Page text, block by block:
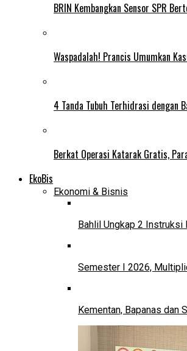
BRIN Kembangkan Sensor SPR
Waspadalah! Prancis Umumkan
4 Tanda Tubuh Terhidrasi dengan
Berkat Operasi Katarak Gratis,
EkoBis
Ekonomi & Bisnis
Bahlil Ungkap 2
Semester I 2026,
Kementan, Bapanas dan